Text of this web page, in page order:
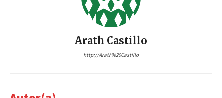
Arath Castillo
http://Arath%20Castillo